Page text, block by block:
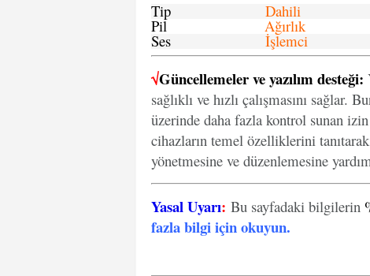
Tip Dahili
Pil Ağırlık
Ses İşlemci
√Güncellemeler ve yazılım desteği:
sağlıklı ve hızlı çalışmasını sağlar.
üzerinde daha fazla kontrol sunan
cihazların temel özelliklerini
yönetmesine ve düzenlemesine
Yasal Uyarı: Bu sayfadaki bilgilerin
fazla bilgi için okuyun.